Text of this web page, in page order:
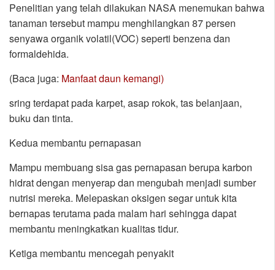
Penelitian yang telah dilakukan NASA menemukan bahwa
tanaman tersebut mampu menghilangkan 87 persen
senyawa organik volatil(VOC) seperti benzena dan
formaldehida.
(Baca juga: Manfaat daun kemangi)
sring terdapat pada karpet, asap rokok, tas belanjaan,
buku dan tinta.
Kedua membantu pernapasan
Mampu membuang sisa gas pernapasan berupa karbon
hidrat dengan menyerap dan mengubah menjadi sumber
nutrisi mereka. Melepaskan oksigen segar untuk kita
bernapas terutama pada malam hari sehingga dapat
membantu meningkatkan kualitas tidur.
Ketiga membantu mencegah penyakit